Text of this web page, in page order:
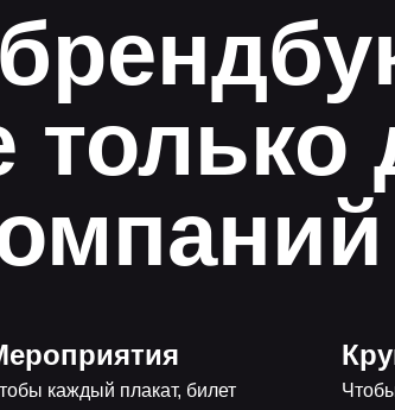
каждый плакат, билет
только